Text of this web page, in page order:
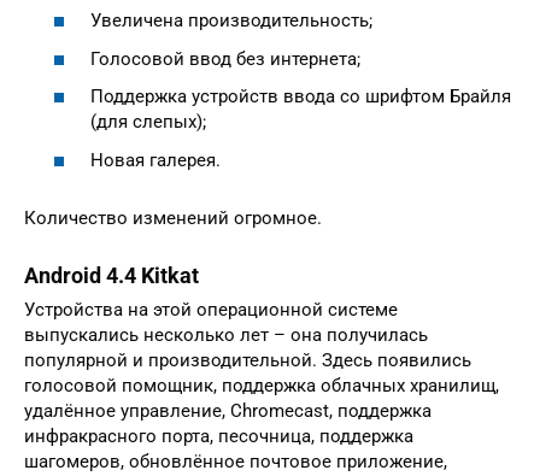
Увеличена производительность;
Голосовой ввод без интернета;
Поддержка устройств ввода со шрифтом Брайля
(для слепых);
Новая галерея.
Количество изменений огромное.
Android 4.4 Kitkat
Устройства на этой операционной системе
выпускались несколько лет – она получилась
популярной и производительной. Здесь появились
голосовой помощник, поддержка облачных хранилищ,
удалённое управление, Chromecast, поддержка
инфракрасного порта, песочница, поддержка
шагомеров, обновлённое почтовое приложение,